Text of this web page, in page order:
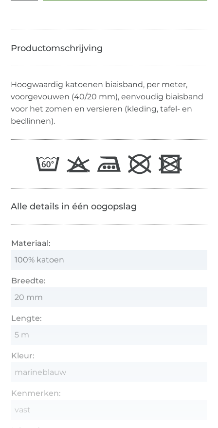
Hoogwaardig katoenen biaisband, per meter,
voorgevouwen (40/20 mm), eenvoudig biaisband
voor het zomen en versieren (kleding, tafel- en
bedlinnen).
Alle details in één oogopslag
Materiaal:
100% katoen
Breedte:
20 mm
Lengte:
5 m
Kleur:
marineblauw
Kenmerken:
vast